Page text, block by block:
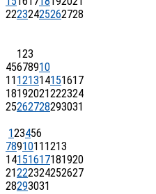
22232425262728
123
45678910
11 121314151617
18192021222324
25262728293031
123456
7891011 1213
14151617181920
21222324252627
28293031